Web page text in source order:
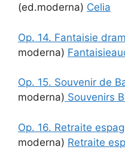
(ed.moderna) Celia
Op. 14. Fantaisie
moderna) Fantaisie
Op. 15. Souvenir de
moderna) Souvenirs
Op. 16. Retraite
moderna) Retraite